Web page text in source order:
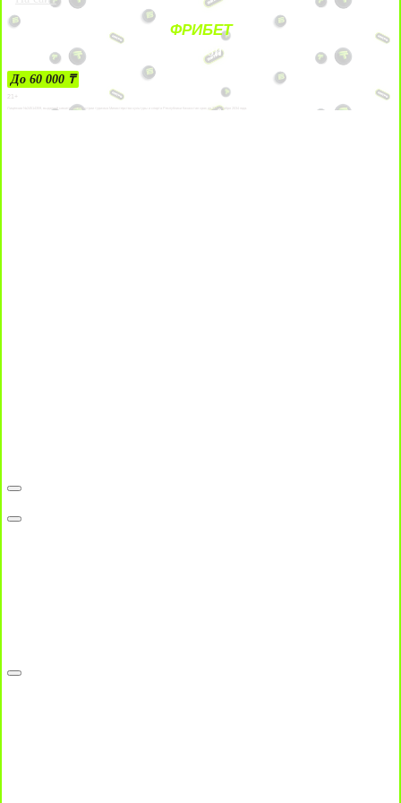
ФРИБЕТ
ЗА ДЕПОЗИТЫ
До 60 000 ₸
21+
Лицензии №24514359, выданной комитетом индустрии туризма Министерства культуры и спорта Республики Казахстан срок до 27 сентября 2034 года.